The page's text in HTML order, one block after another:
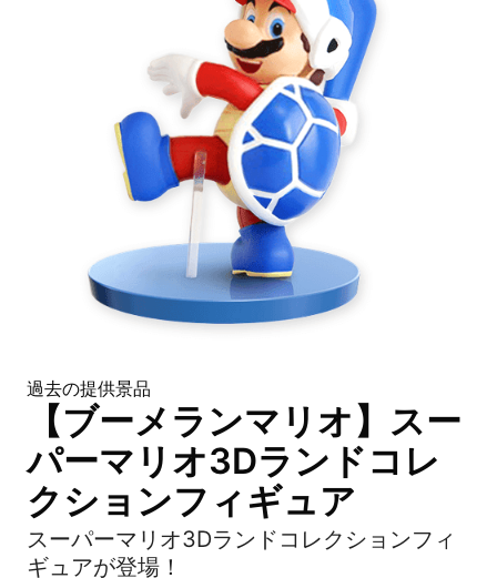
過去の提供景品
【ブーメランマリオ】スー
パーマリオ3Dランドコレ
クションフィギュア
スーパーマリオ3Dランドコレクションフィ
ギュアが登場！